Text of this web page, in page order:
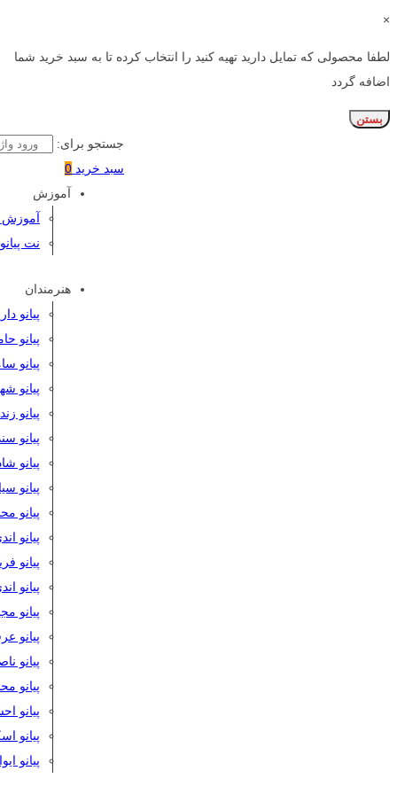
×
لطفا محصولی که تمایل دارید تهیه کنید را انتخاب کرده تا به سبد خرید شما
اضافه گردد
بستن
جستجو برای:
سبد خرید 0
آموزش
آموزش
نت پیانو
هنرمندان
پیانو
پیانو
پیانو
پیانو
پیانو
پیانو
پیانو
پیانو
پیانو
پیانو
پیانو
پیانو
پیانو
پیانو
پیانو
پیانو
پیانو
پیانو
پیانو